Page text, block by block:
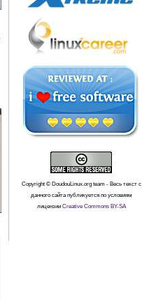
Copyright © DoudouLinux.org team - Весь текст с
данного сайта публикуется по условиям
лицензии Creative Commons BY-SA